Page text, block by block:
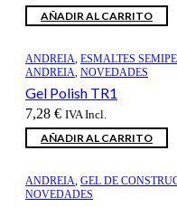
AÑADIR AL CARRITO
ANDREIA, ESMALTES
ANDREIA, NOVEDADES
Gel Polish TR1
7,28 € IVA Incl.
AÑADIR AL CARRITO
ANDREIA, GEL DE
NOVEDADES